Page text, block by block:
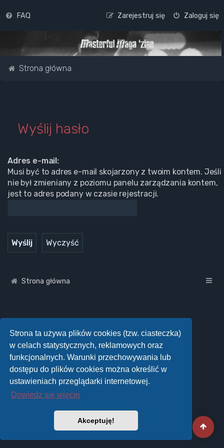
Strona ta używa plików cookies (tzw. ciasteczka)
w celach statystycznych, reklamowych oraz
funkcjonalnych. Warunki przechowywania lub
dostępu do plików cookies można określić w
ustawieniach przeglądarki internetowej.
Dowiedz się więcej
Akceptuję!
FAQ Zaloguj się
Zarejestruj się
Strona główna
Wyślij hasło
Adres e-mail:
Musi być to adres e-mail skojarzony z twoim kontem. Jeśli
nie był zmieniany z poziomu panelu zarządzania kontem,
jest to adres podany w czasie rejestracji.
Strona główna